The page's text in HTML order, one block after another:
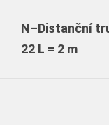
N–Distanční
22 L = 2 m